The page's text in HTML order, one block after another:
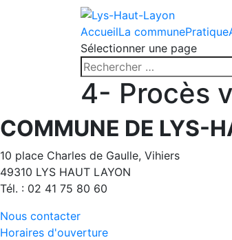
AccueilLa communePratique
Sélectionner une page
4- Procès
COMMUNE DE LYS-
10 place Charles de Gaulle, Vihiers
49310 LYS HAUT LAYON
Tél. : 02 41 75 80 60
Nous contacter
Horaires d'ouverture